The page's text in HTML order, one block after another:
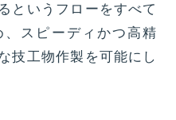
というフローをすべて
スピーディかつ高精
技工物作製を可能にし